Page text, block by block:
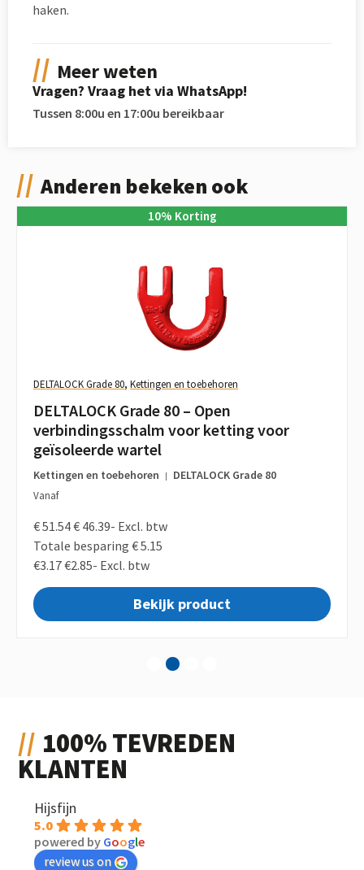
haken.
Meer weten
Vragen? Vraag het via WhatsApp!
Tussen 8:00u en 17:00u bereikbaar
Anderen bekeken ook
10% Korting
DELTALOCK Grade 80, Kettingen en toebehoren
DELTALOCK Grade 80 – Open
verbindingsschalm voor ketting voor
geïsoleerde wartel
Kettingen en toebehoren DELTALOCK Grade 80
Vanaf
€ 51.54€ 46.39- Excl. btw
Totale besparing € 5.15
€3.17€2.85- Excl. btw
Bekijk product
4
100% TEVREDEN
KLANTEN
Hijsfijn
5.0
powered by Google
review us on